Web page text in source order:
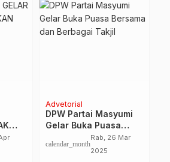
2022
Home
Calon Walikota Ubar
Janji, Netizen: Tak
Mau Dibohongi Dua
Kali
calendar_month
Kam, 31 Okt
2024